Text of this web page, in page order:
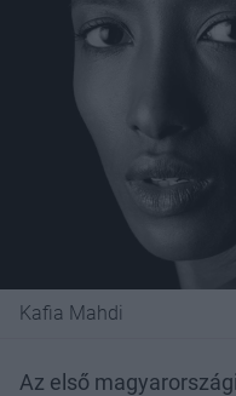
Kafia Mahdi
Az első